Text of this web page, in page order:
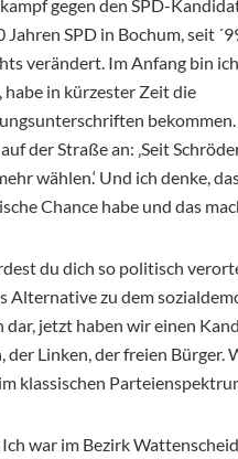
gegen den SPD-
Jahren SPD in Bochum, seit
verändert. Im Anfang bin
habe in kürzester Zeit die
bekommen.
der Straße an: ‚Seit
wählen.‘ Und ich denke,
Chance habe und das
du dich so politisch
Alternative zu dem
dar, jetzt haben wir einen
der Linken, der freien Bürger.
klassischen
Ich war im Bezirk